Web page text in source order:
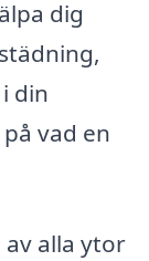
dig
din
vad en
alla ytor